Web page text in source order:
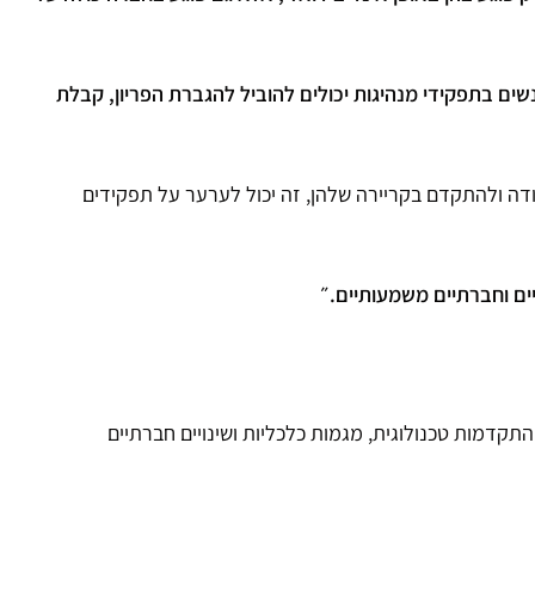
בתפקידי מנהיגות יכולים להוביל להגברת הפריון, קבלת
ולהתקדם בקריירה שלהן, זה יכול לערער על תפקידים
וחברתיים משמעותיים.״
טכנולוגית, מגמות כלכליות ושינויים חברתיים